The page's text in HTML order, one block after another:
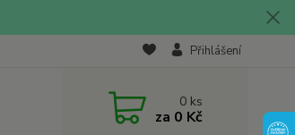
Přihlášení
0 ks
za 0 Kč